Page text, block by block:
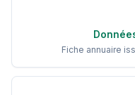
Fiche annuaire